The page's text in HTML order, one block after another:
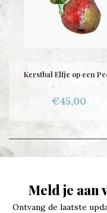
Kerstbal Elfje op een
€45,00
Meld je aan
Ontvang de laatste